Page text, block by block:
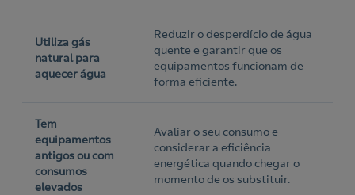
Utiliza gás
natural para
aquecer água
Reduzir o desperdício de água
quente e garantir que os
equipamentos funcionam de
forma eficiente.
Tem
equipamentos
antigos ou com
consumos
elevados
Avaliar o seu consumo e
considerar a eficiência
energética quando chegar o
momento de os substituir.